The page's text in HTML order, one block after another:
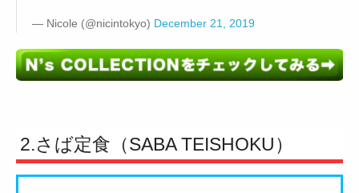
— Nicole (@nicintokyo) December 21, 2019
2.さば定食（SABA TEISHOKU）